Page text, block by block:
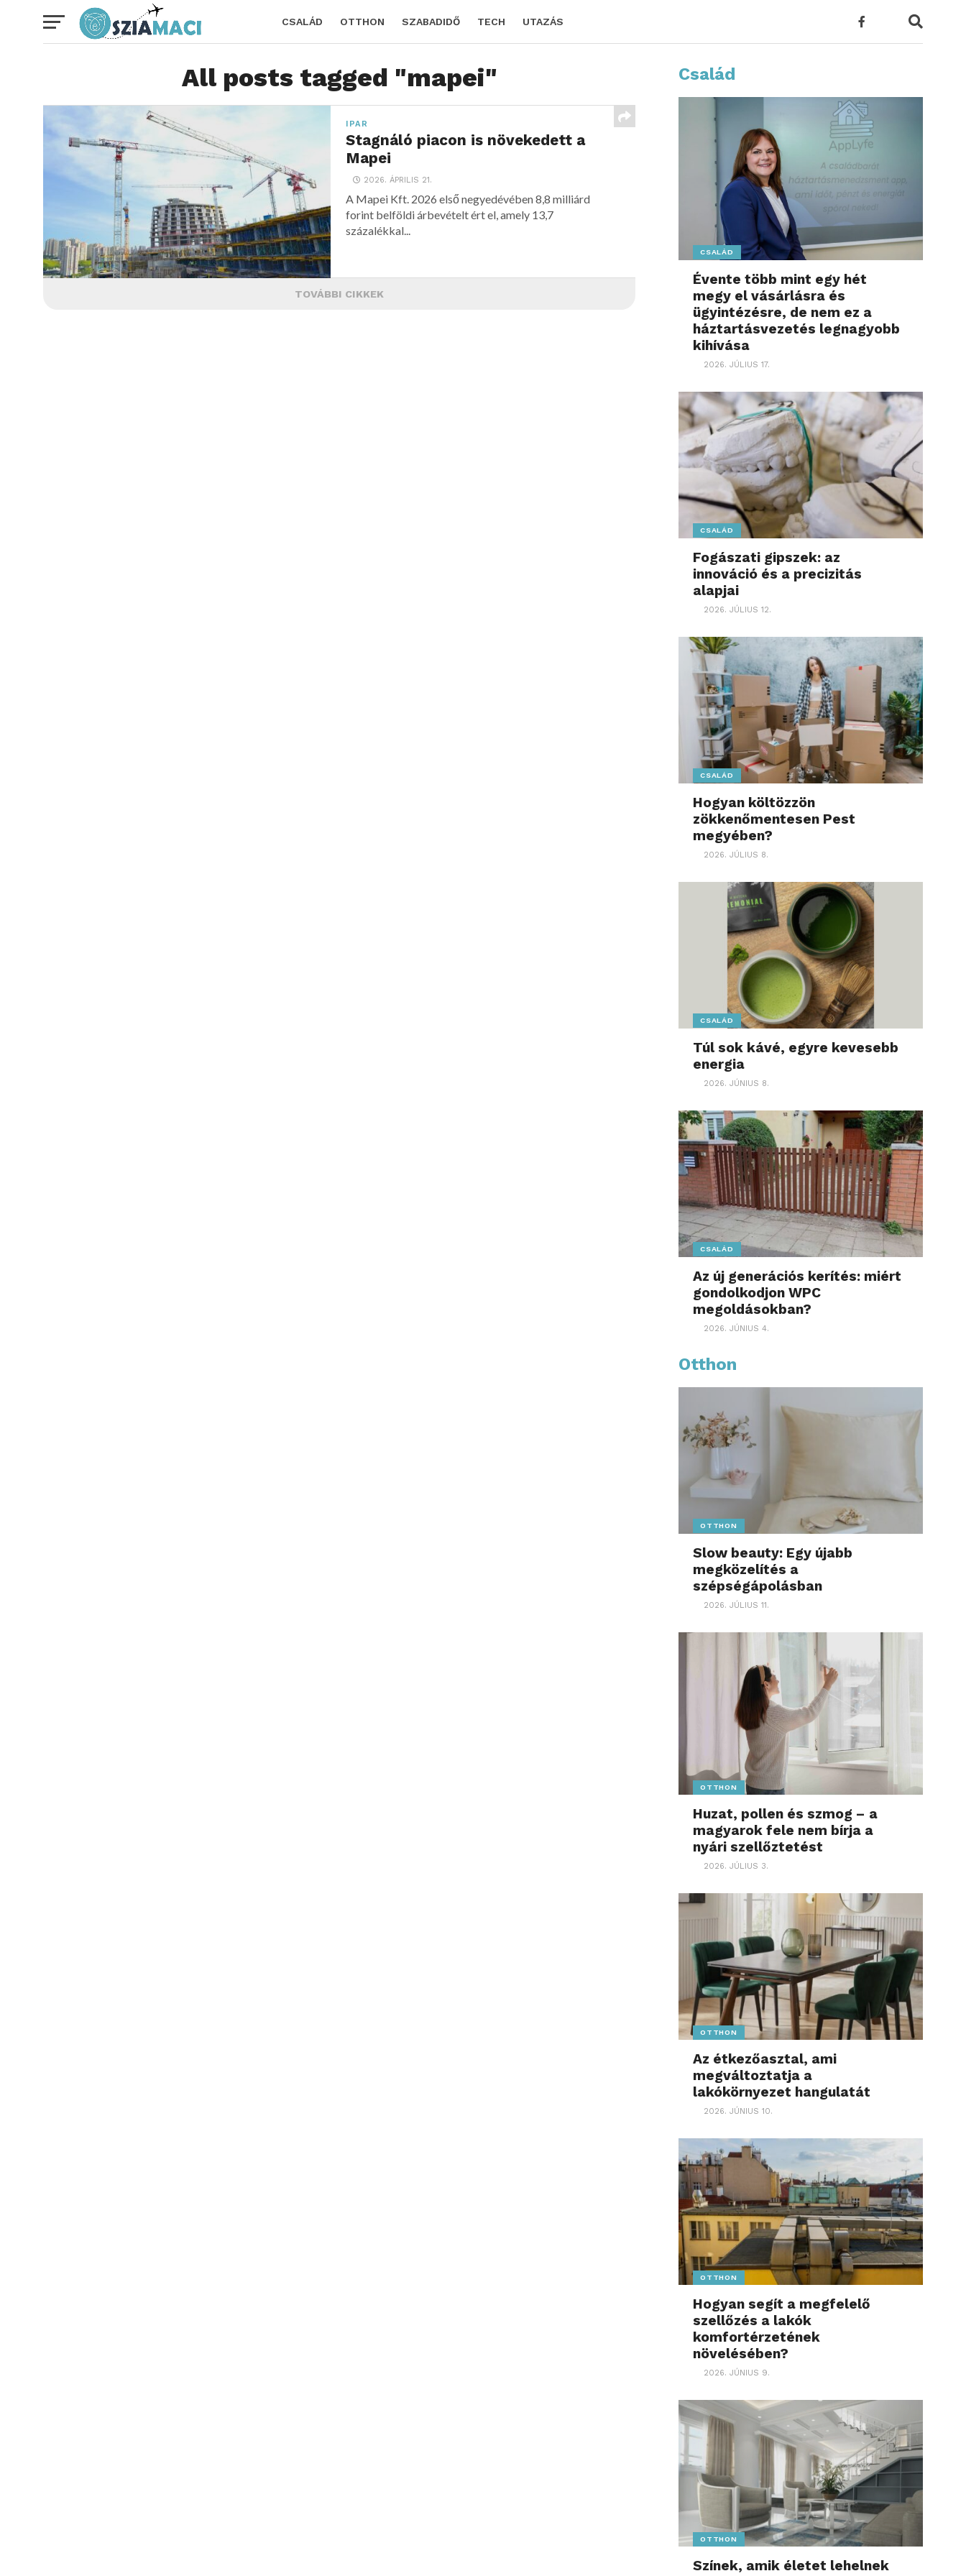
CSALÁD OTTHON SZABADIDŐ TECH UTAZÁS
All posts tagged "mapei"
IPAR
Stagnáló piacon is növekedett a
Mapei
2026. ÁPRILIS 21.
A Mapei Kft. 2026 első negyedévében 8,8 milliárd
forint belföldi árbevételt ért el, amely 13,7
százalékkal...
TOVÁBBI CIKKEK
Család
CSALÁD
Évente több mint egy hét
megy el vásárlásra és
ügyintézésre, de nem ez a
háztartásvezetés legnagyobb
kihívása
2026. JÚLIUS 17.
CSALÁD
Fogászati gipszek: az
innováció és a precizitás
alapjai
2026. JÚLIUS 12.
CSALÁD
Hogyan költözzön
zökkenőmentesen Pest
megyében?
2026. JÚLIUS 8.
CSALÁD
Túl sok kávé, egyre kevesebb
energia
2026. JÚNIUS 8.
CSALÁD
Az új generációs kerítés: miért
gondolkodjon WPC
megoldásokban?
2026. JÚNIUS 4.
Otthon
OTTHON
Slow beauty: Egy újabb
megközelítés a
szépségápolásban
2026. JÚLIUS 11.
OTTHON
Huzat, pollen és szmog – a
magyarok fele nem bírja a
nyári szellőztetést
2026. JÚLIUS 3.
OTTHON
Az étkezőasztal, ami
megváltoztatja a
lakókörnyezet hangulatát
2026. JÚNIUS 10.
OTTHON
Hogyan segít a megfelelő
szellőzés a lakók
komfortérzetének
növelésében?
2026. JÚNIUS 9.
OTTHON
Színek, amik életet lehelnek